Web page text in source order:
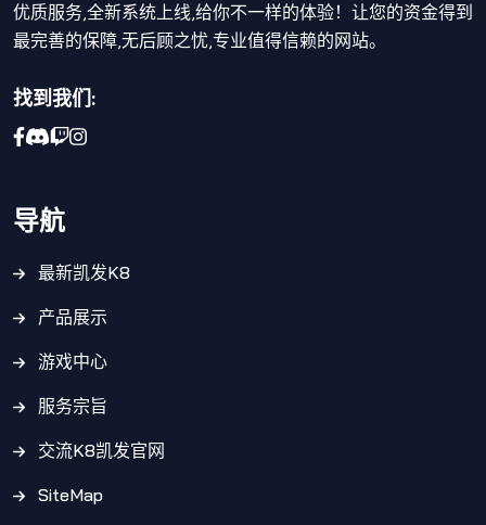
优质服务,全新系统上线,给你不一样的体验！让您的资金得到
最完善的保障,无后顾之忧,专业值得信赖的网站。
找到我们:
导航
最新凯发K8
产品展示
游戏中心
服务宗旨
交流K8凯发官网
SiteMap